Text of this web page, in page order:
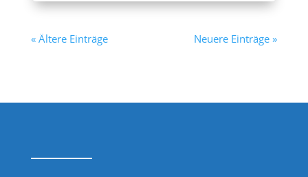
« Ältere Einträge Neuere Einträge »